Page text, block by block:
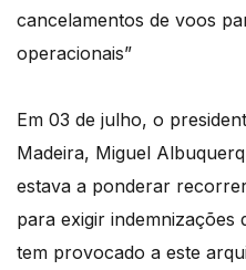
cancelamentos de voos
operacionais”
Em 03 de julho, o
Madeira, Miguel
estava a ponderar
para exigir indemnizações
tem provocado a este